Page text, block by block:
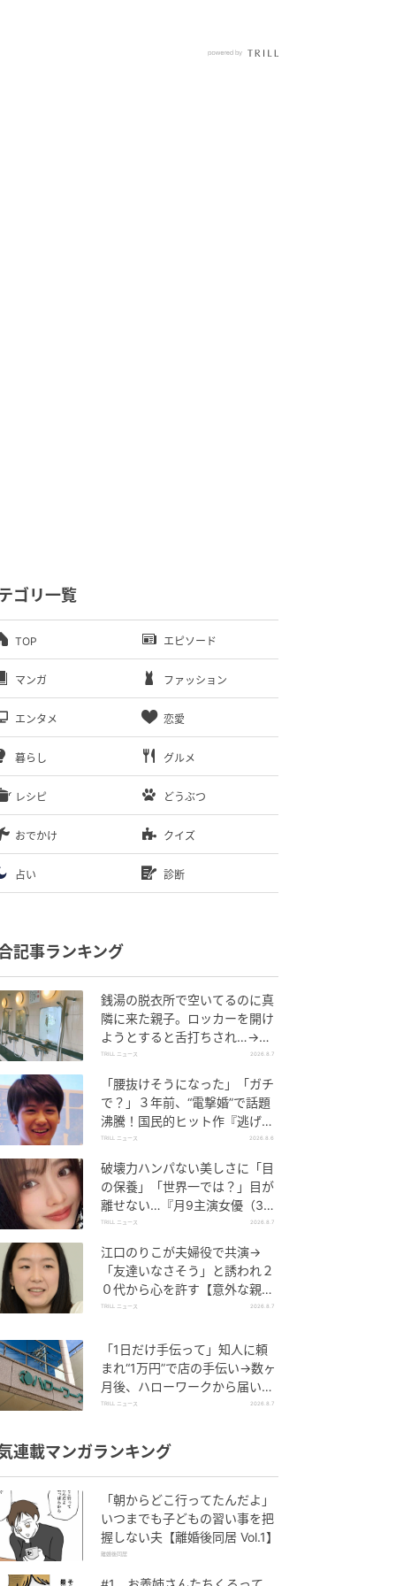
ゴリ一覧
TOP エピソード
マンガ ファッション
エンタメ 恋愛
暮らし グルメ
レシピ どうぶつ
おでかけ クイズ
占い 診断
記事ランキング
銭湯の脱衣所で空いてるのに真
隣に来た親子。ロッカーを開け
ようとすると舌打ちされ…→直
後、娘の放った“純粋な一言”に
TRILL ニュース 2026.8.7
「腰抜けそうになった」「ガチ
で？」３年前、“電撃婚”で話題
沸騰！国民的ヒット作『逃げ
恥』で異彩放った【国宝級イケ
TRILL ニュース 2026.8.6
破壊力ハンパない美しさに「目
の保養」「世界一では？」目が
離せない…『月9主演女優（34
歳）』“極上”美ショットがすご
TRILL ニュース 2026.8.7
江口のりこが夫婦役で共演→
「友達いなさそう」と誘われ２
０代から心を許す【意外な親友
芸人】とは？
TRILL ニュース 2026.8.7
「1日だけ手伝って」知人に頼
まれ“1万円”で店の手伝い→数ヶ
月後、ハローワークから届いた
電話に50代女性が“青ざめたワ
TRILL ニュース 2026.8.7
連載マンガランキング
「朝からどこ行ってたんだよ」
いつまでも子どもの習い事を把
握しない夫【離婚後同居 Vol.1】
離婚後同居